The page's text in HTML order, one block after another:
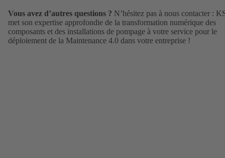
Vous avez d’autres questions ? N’hésitez pas à nous contacter :
met son expertise approfondie de la transformation numérique des
composants et des installations de pompage à votre service pour le
déploiement de la Maintenance 4.0 dans votre entreprise !